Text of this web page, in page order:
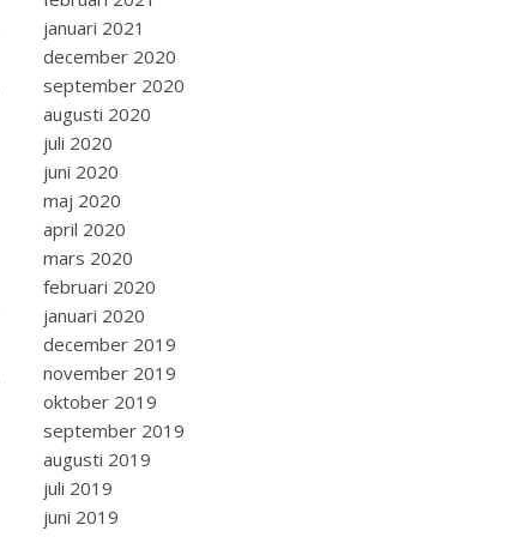
januari 2021
december 2020
september 2020
augusti 2020
juli 2020
juni 2020
maj 2020
april 2020
mars 2020
februari 2020
januari 2020
december 2019
november 2019
oktober 2019
september 2019
augusti 2019
juli 2019
juni 2019